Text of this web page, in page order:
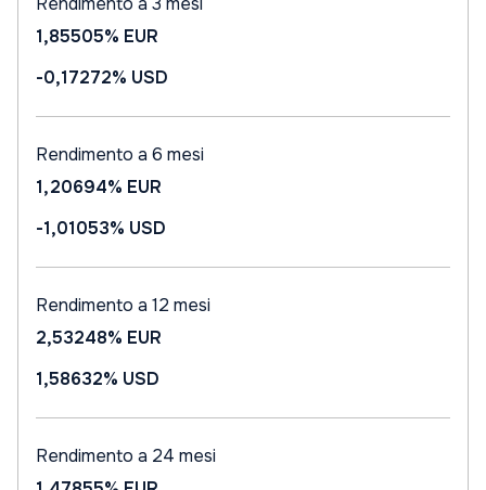
1,85505% EUR
-0,17272% USD
Rendimento a 6 mesi
1,20694% EUR
-1,01053% USD
Rendimento a 12 mesi
2,53248% EUR
1,58632% USD
Rendimento a 24 mesi